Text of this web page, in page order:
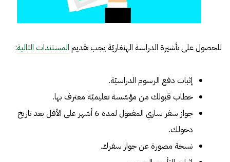
للحصول على تأشيرة الدراسة الهنغاريّة يجب تقديم المستندات التالية:
إثبات دفع الرسوم الدراسيّة.
خطاب قبولك من مؤسّسة تعليميّة معترف بها.
جواز سفر ساري المفعول لمدة 6 أشهر على الأقل بعد تاريخ
دخولك.
نسخة مصورة عن جواز سفرك.